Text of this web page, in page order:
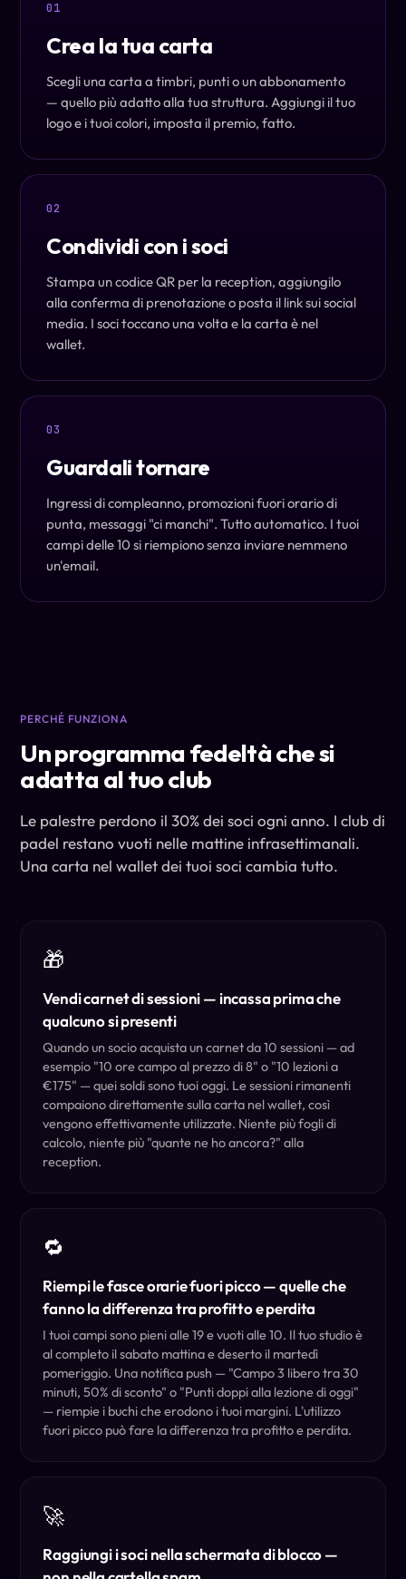
01
Crea la tua carta
Scegli una carta a timbri, punti o un abbonamento
— quello più adatto alla tua struttura. Aggiungi il tuo
logo e i tuoi colori, imposta il premio, fatto.
02
Condividi con i soci
Stampa un codice QR per la reception, aggiungilo
alla conferma di prenotazione o posta il link sui social
media. I soci toccano una volta e la carta è nel
wallet.
03
Guardali tornare
Ingressi di compleanno, promozioni fuori orario di
punta, messaggi "ci manchi". Tutto automatico. I tuoi
campi delle 10 si riempiono senza inviare nemmeno
un'email.
PERCHÉ FUNZIONA
Un programma fedeltà che si
adatta al tuo club
Le palestre perdono il 30% dei soci ogni anno. I club di
padel restano vuoti nelle mattine infrasettimanali.
Una carta nel wallet dei tuoi soci cambia tutto.
🎁
Vendi carnet di sessioni — incassa prima che
qualcuno si presenti
Quando un socio acquista un carnet da 10 sessioni — ad
esempio "10 ore campo al prezzo di 8" o "10 lezioni a
€175" — quei soldi sono tuoi oggi. Le sessioni rimanenti
compaiono direttamente sulla carta nel wallet, così
vengono effettivamente utilizzate. Niente più fogli di
calcolo, niente più "quante ne ho ancora?" alla
reception.
🔁
Riempi le fasce orarie fuori picco — quelle che
fanno la differenza tra profitto e perdita
I tuoi campi sono pieni alle 19 e vuoti alle 10. Il tuo studio è
al completo il sabato mattina e deserto il martedì
pomeriggio. Una notifica push — "Campo 3 libero tra 30
minuti, 50% di sconto" o "Punti doppi alla lezione di oggi"
— riempie i buchi che erodono i tuoi margini. L'utilizzo
fuori picco può fare la differenza tra profitto e perdita.
🚀
Raggiungi i soci nella schermata di blocco —